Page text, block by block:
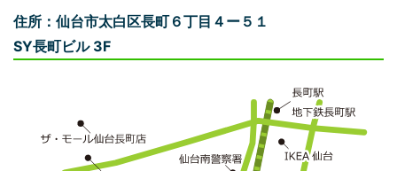
住所：仙台市太白区長町６丁目４ー５１
SY長町ビル 3F